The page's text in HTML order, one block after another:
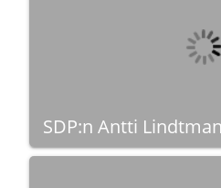
SDP:n Antti